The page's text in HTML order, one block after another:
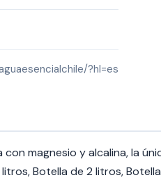
?hl=es
con magnesio y alcalina, la
Botella de 2 litros,